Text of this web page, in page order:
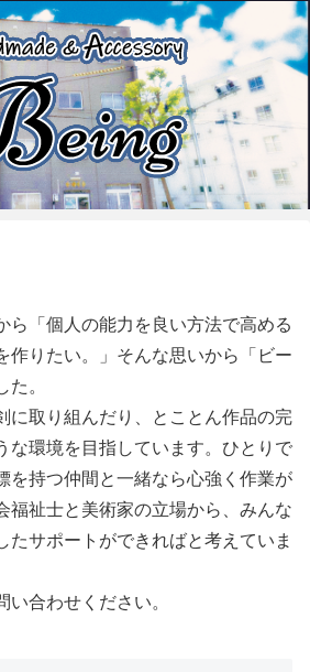
「個人の能力を良い方法で高める
作りたい。」そんな思いから「ビー
。
取り組んだり、とことん作品の完
な環境を目指しています。ひとりで
を持つ仲間と一緒なら心強く作業が
福祉士と美術家の立場から、みんな
たサポートができればと考えていま
合わせください。